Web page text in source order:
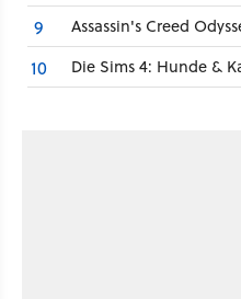
9 Assassin's Creed
10 Die Sims 4: Hunde &